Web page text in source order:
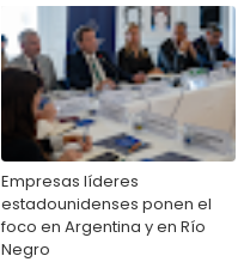
Empresas líderes
estadounidenses ponen el
foco en Argentina y en Río
Negro